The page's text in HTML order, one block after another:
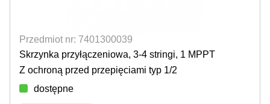
Przedmiot nr: 7401300039
Skrzynka przyłączeniowa, 3-4 stringi, 1 MPPT
Z ochroną przed przepięciami typ 1/2
dostępne